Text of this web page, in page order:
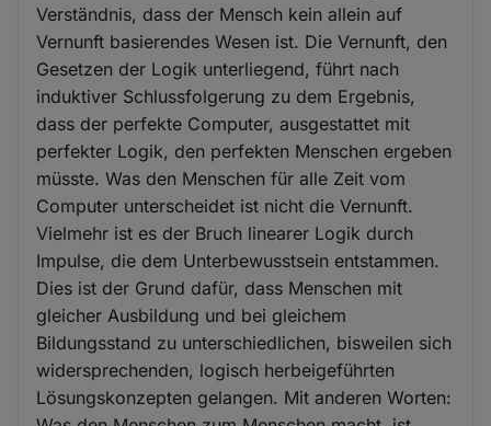
Verständnis, dass der Mensch kein allein auf
Vernunft basierendes Wesen ist. Die Vernunft, den
Gesetzen der Logik unterliegend, führt nach
induktiver Schlussfolgerung zu dem Ergebnis,
dass der perfekte Computer, ausgestattet mit
perfekter Logik, den perfekten Menschen ergeben
müsste. Was den Menschen für alle Zeit vom
Computer unterscheidet ist nicht die Vernunft.
Vielmehr ist es der Bruch linearer Logik durch
Impulse, die dem Unterbewusstsein entstammen.
Dies ist der Grund dafür, dass Menschen mit
gleicher Ausbildung und bei gleichem
Bildungsstand zu unterschiedlichen, bisweilen sich
widersprechenden, logisch herbeigeführten
Lösungskonzepten gelangen. Mit anderen Worten: